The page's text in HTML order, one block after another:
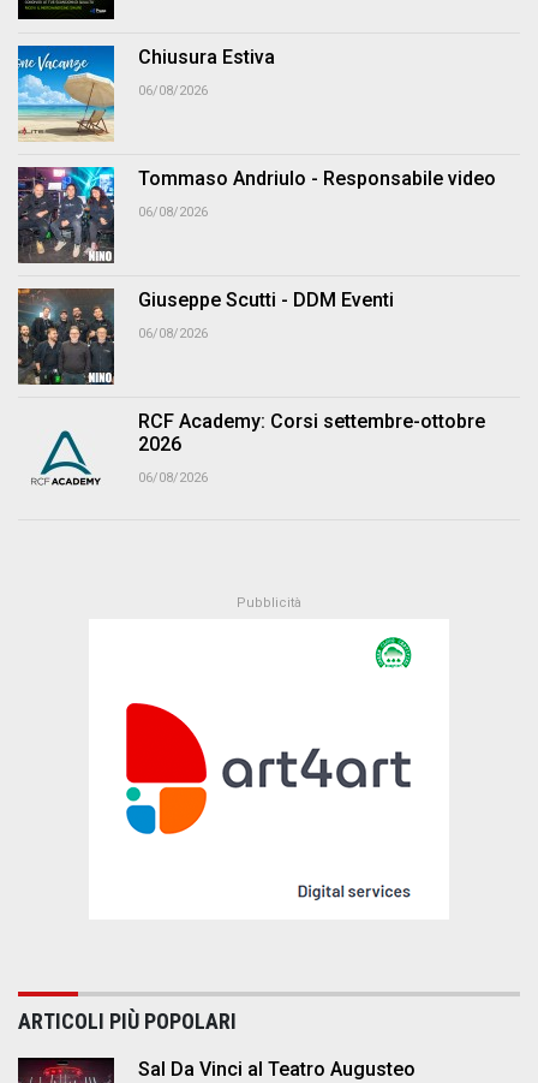
Chiusura Estiva
06/08/2026
Tommaso Andriulo - Responsabile video
06/08/2026
Giuseppe Scutti - DDM Eventi
06/08/2026
RCF Academy: Corsi settembre-ottobre
2026
06/08/2026
ARTICOLI PIÙ POPOLARI
Sal Da Vinci al Teatro Augusteo